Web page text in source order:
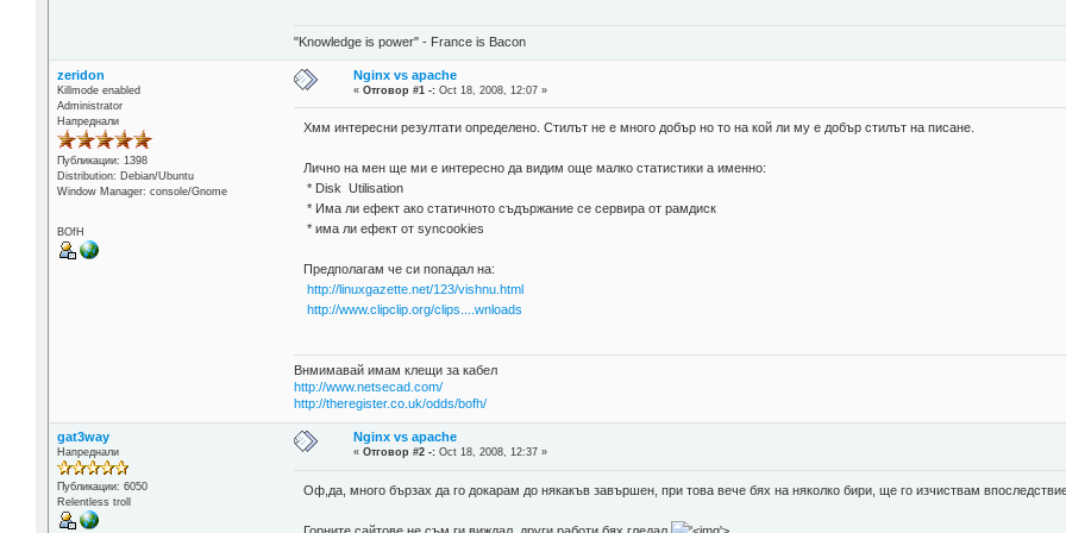
"Knowledge is power" - France is Bacon
zeridon
Killmode enabled
Administrator
Напреднали
Публикации: 1398
Distribution: Debian/Ubuntu
Window Manager: console/Gnome
BOfH
Nginx vs apache
«Отговор #1 -: Oct 18, 2008, 12:07 »
Хмм интересни резултати определено. Стилът не е много добър но то на кой ли му е добър стилът на писане.
Лично на мен ще ми е интересно да видим още малко статистики а именно:
* Disk Utilisation
* Има ли ефект ако статичното съдържание се сервира от рамдиск
* има ли ефект от syncookies
Предполагам че си попадал на:
http://linuxgazette.net/123/vishnu.html
http://www.clipclip.org/clips....wnloads
Внмимавай имам клещи за кабел
http://www.netsecad.com/
http://theregister.co.uk/odds/bofh/
gat3way
Напреднали
Публикации: 6050
Relentless troll
Nginx vs apache
«Отговор #2 -: Oct 18, 2008, 12:37 »
Оф,да, много бързах да го докарам до някакъв завършен, при това вече бях на няколко бири, ще го изчиствам
Горните сайтове не съм ги виждал, други работи бях гледал '>